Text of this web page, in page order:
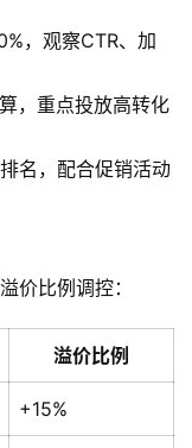
，观察CTR、加
，重点投放高转化
名，配合促销活动
价比例调控：
溢价比例
+15%